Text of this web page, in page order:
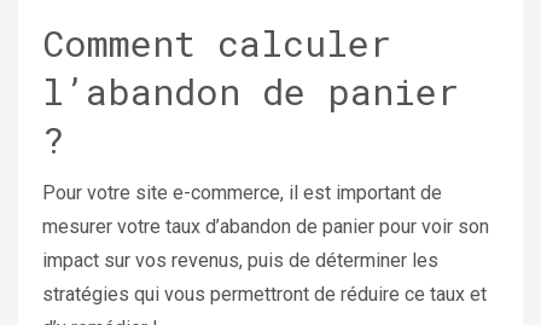
Comment calculer
l’abandon de panier
?
Pour votre site e-commerce, il est important de
mesurer votre taux d’abandon de panier pour voir son
impact sur vos revenus, puis de déterminer les
stratégies qui vous permettront de réduire ce taux et